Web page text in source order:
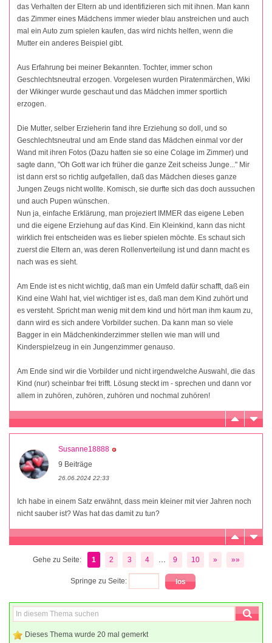
das Verhalten der Eltern ab und identifizieren sich mit ihnen. Man kann
das Zimmer eines Mädchens immer wieder blau anstreichen und auch
mal ein Auto zum spielen kaufen, das wird nichts helfen, wenn die
Mutter ein anderes Beispiel gibt.
Aus Erfahrung bei meiner Bekannten. Tochter, immer schon
Geschlechtsneutral erzogen. Vorgelesen wurden Piratenmärchen, Wiki
der Wikinger wurde geschaut und das Mädchen immer sportlich
erzogen.
Die Mutter, selber Erzieherin fand ihre Erziehung so doll, und so
Geschlechtsneutral und am Ende stand das Mädchen einmal vor der
Wand mit ihren Fotos (Dazu hatten sie so eine Colage im Zimmer) und
sagte dann, "Oh Gott war ich früher die ganze Zeit scheiss Junge..." Mir
ist dann erst so richtig aufgefallen, daß das Mädchen dieses ganze
Jungen Zeugs nicht wollte. Komisch, sie durfte sich das doch aussuchen
und auch Pupen wünschen.
Nun ja, einfache Erklärung, man projeziert IMMER das eigene Leben
und die eigene Erziehung auf das Kind. Ein Kleinkind, kann das nicht
wirklich frei entscheiden was es lieber spielen möchte. Es schaut sich
zuerst die Eltern an, was deren Rollenverteilung ist und dann macht es
nach was es sieht.
Am Ende ist es nicht wichtig, daß man ein Umfeld dafür schafft, daß ein
Kind eine Wahl hat, viel wichtiger ist es, daß man dem Kind zuhört und
es versteht. Spricht man wenig mit dem kind und hört man ihm kaum zu,
dann wird es sich andere Vorbilder suchen. Da kann man so viele
Bagger in ein Mädchenkinderzimmer stellen wie man will und
Kinderspielzeug in ein Jungenzimmer genauso.
Am Ende sind wir die Vorbilder und nicht irgendwelche Auswahl, die das
Kind (nur) scheinbar frei trifft. Lösung steckt im - sprechen und dann vor
allem in zuhören, zuhören, zuhören und nochmal zuhören!
Susanne18888
9 Beiträge
26.06.2024 22:33
Ich habe in einem Satz erwähnt, dass mein kleiner mit vier Jahren noch
nicht sauber ist? Was hat das damit zu tun?
Gehe zu Seite: 1 2 3 4 9 10 » »»
Springe zu Seite:
Dieses Thema wurde 20 mal gemerkt